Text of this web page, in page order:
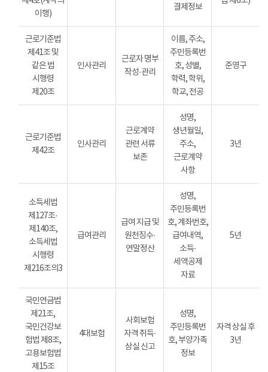
이행)
결제정보
근로기준법
제41조 및
같은 법
시행령
제20조
인사관리
근로자 명부
작성·관리
이름, 주소,
주민등록번
호, 성별,
학력, 학위,
학교, 전공
준영구
근로기준법
제42조
인사관리
근로계약
관련 서류
보존
성명,
생년월일,
주소,
근로계약
사항
3년
소득세법
제127조·
제140조,
소득세법
시행령
제216조의3
급여관리
급여 지급 및
원천징수·
연말정산
성명,
주민등록번
호, 계좌번호,
급여내역,
소득·
세액공제
자료
5년
국민연금법
제21조,
국민건강보
험법 제8조,
고용보험법
제15조
4대보험
사회보험
자격 취득·
상실 신고
성명,
주민등록번
호, 부양가족
정보
자격 상실 후
3년